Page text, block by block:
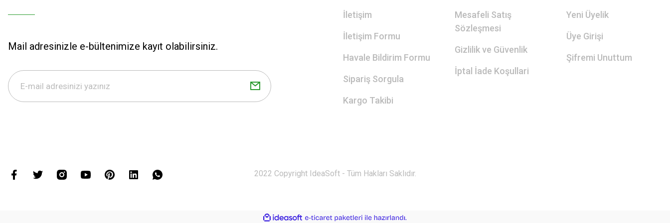
Mail adresinizle e-bültenimize kayıt olabilirsiniz.
İletişim
İletişim Formu
Havale Bildirim Formu
Sipariş Sorgula
Kargo Takibi
Mesafeli Satış
Sözleşmesi
Gizlilik ve Güvenlik
İptal İade Koşullari
Yeni Üyelik
Üye Girişi
Şifremi Unuttum
2022 Copyright IdeaSoft - Tüm Hakları Saklıdır.
ideasoft e-